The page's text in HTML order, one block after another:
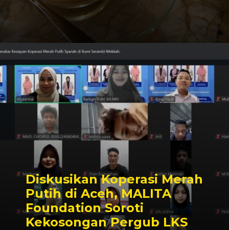
Diskusikan Koperasi Merah
Putih di Aceh, MALITA
Foundation Soroti
Kekosongan Pergub LKS